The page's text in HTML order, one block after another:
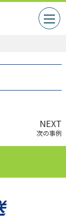
NEXT
次の事例